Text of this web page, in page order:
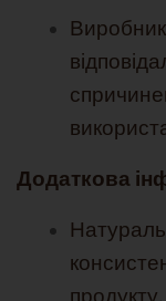
Додаткова